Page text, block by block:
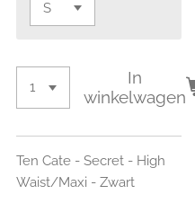
In
winkelwagen
Ten Cate - Secret - High
Waist/Maxi - Zwart